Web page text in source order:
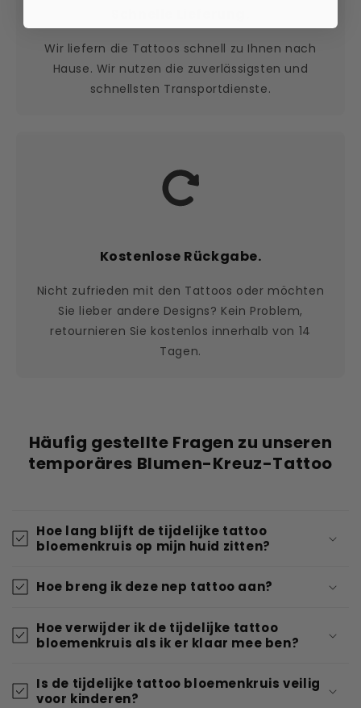
Wir liefern die Tattoos schnell zu Ihnen nach
Hause. Wir nutzen die zuverlässigsten und
schnellsten Transportdienste.
Kostenlose Rückgabe.
Nicht zufrieden mit den Tattoos oder möchten
Sie lieber andere Designs? Kein Problem,
retournieren Sie kostenlos innerhalb von 14
Tagen.
Häufig gestellte Fragen zu unseren
temporäres Blumen-Kreuz-Tattoo
Hoe lang blijft de tijdelijke tattoo
bloemenkruis op mijn huid zitten?
Hoe breng ik deze nep tattoo aan?
Hoe verwijder ik de tijdelijke tattoo
bloemenkruis als ik er klaar mee ben?
Is de tijdelijke tattoo bloemenkruis veilig
voor kinderen?